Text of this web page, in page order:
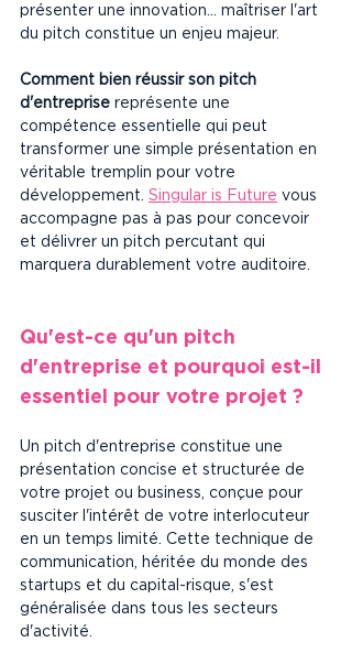
présenter une innovation… maîtriser l'art
du pitch constitue un enjeu majeur.
Comment bien réussir son pitch
d'entreprise représente une
compétence essentielle qui peut
transformer une simple présentation en
véritable tremplin pour votre
développement. Singular is Future vous
accompagne pas à pas pour concevoir
et délivrer un pitch percutant qui
marquera durablement votre auditoire.
Qu'est-ce qu'un pitch
d'entreprise et pourquoi est-il
essentiel pour votre projet ?
Un pitch d'entreprise constitue une
présentation concise et structurée de
votre projet ou business, conçue pour
susciter l'intérêt de votre interlocuteur
en un temps limité. Cette technique de
communication, héritée du monde des
startups et du capital-risque, s'est
généralisée dans tous les secteurs
d'activité.